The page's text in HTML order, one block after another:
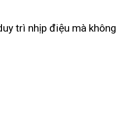
trì nhịp điệu mà không